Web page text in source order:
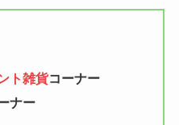
ト雑貨コーナー
ナー